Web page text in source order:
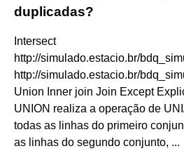
duplicadas?
Intersect
http://simulado.estacio.br/
http://simulado.estacio.br/
Union Inner join Join Except
UNION realiza a operação de
todas as linhas do primeiro
as linhas do segundo conjunto, ...